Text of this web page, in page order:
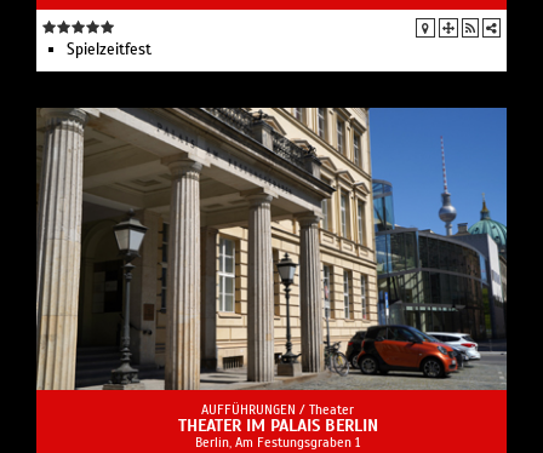
Spielzeit­fest
AUFFÜHRUNGEN / Theater
THEATER IM PALAIS BERLIN
Berlin, Am Festungsgraben 1